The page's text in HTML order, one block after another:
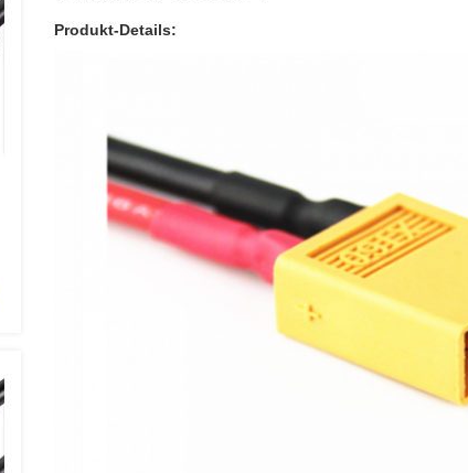
Produkt-Details: